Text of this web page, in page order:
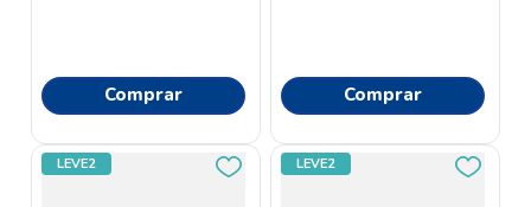
Comprar Comprar
LEVE2 LEVE2